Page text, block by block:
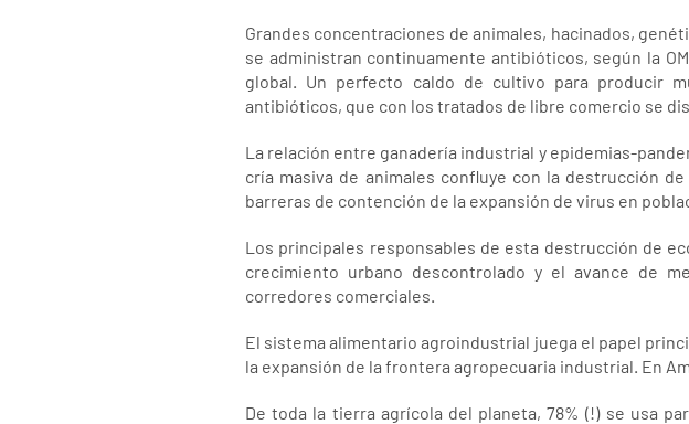
Grandes concentraciones de animales, hacinados,
se administran continuamente antibióticos, según la
global. Un perfecto caldo de cultivo para producir
antibióticos, que con los tratados de libre comercio se
La relación entre ganadería industrial y epidemias-
cría masiva de animales confluye con la destrucción
barreras de contención de la expansión de virus en
Los principales responsables de esta destrucción de
crecimiento urbano descontrolado y el avance de
corredores comerciales.
El sistema alimentario agroindustrial juega el papel
la expansión de la frontera agropecuaria industrial. En
De toda la tierra agrícola del planeta, 78% (!) se usa